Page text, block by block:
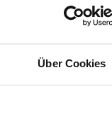
Über Cookies